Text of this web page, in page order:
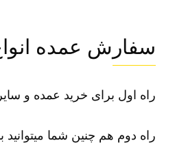
سفارش عمده
راه اول برای خرید عمده و سایر محصولات به شماره
راه دوم هم چنین شما میتوانید با تماس با شماره – 09100281611 –سفارش